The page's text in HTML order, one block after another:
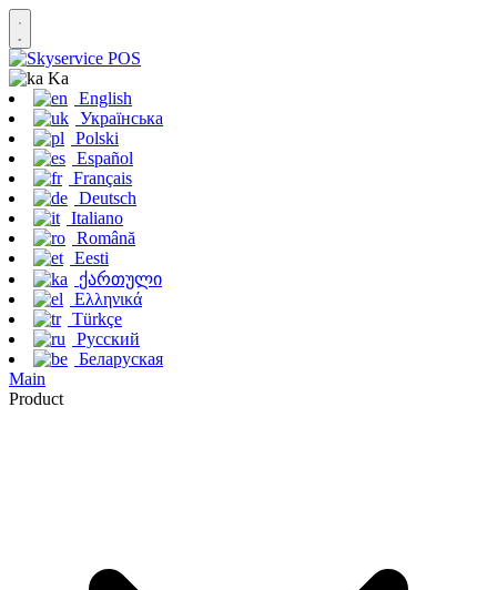
Ka
English
Українська
Polski
Español
Français
Deutsch
Italiano
Română
Eesti
ქართული
Ελληνικά
Türkçe
Русский
Беларуская
Main
Product